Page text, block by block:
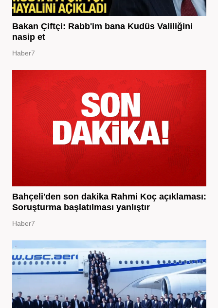
Bakan Çiftçi: Rabb'im bana Kudüs Valiliğini
nasip et
Haber7
Bahçeli'den son dakika Rahmi Koç açıklaması:
Soruşturma başlatılması yanlıştır
Haber7